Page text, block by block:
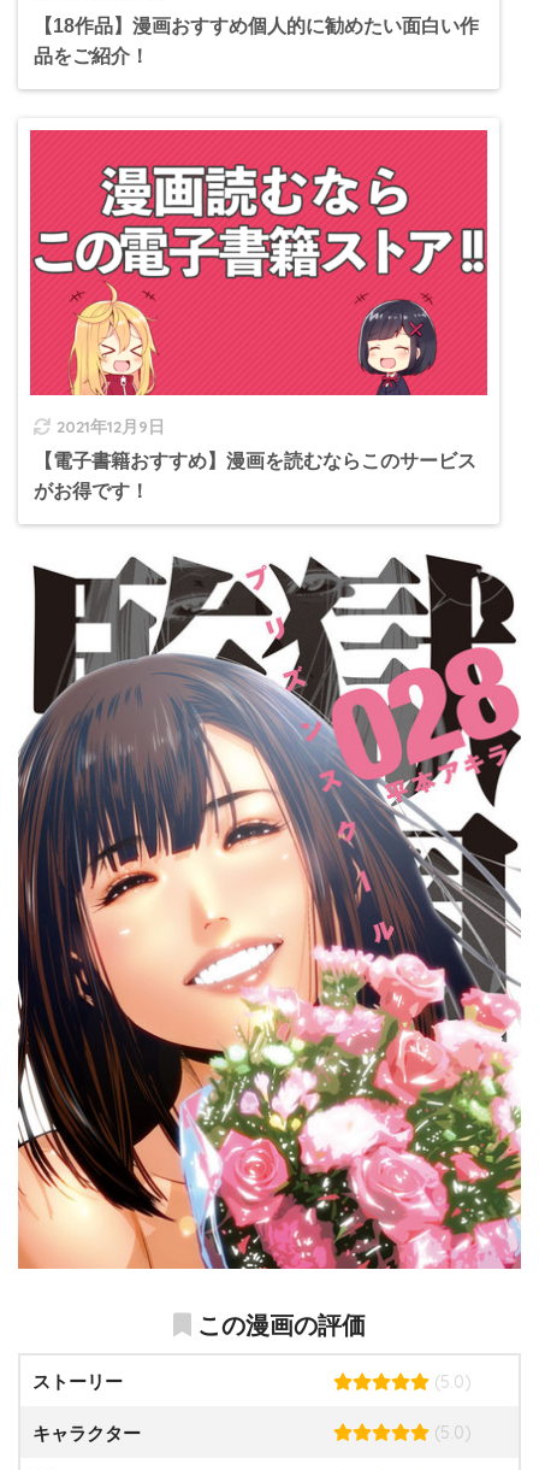
【18作品】漫画おすすめ個人的に勧めたい面白い作
品をご紹介！
2021年12月9日
【電子書籍おすすめ】漫画を読むならこのサービス
がお得です！
この漫画の評価
ストーリー (5.0)
キャラクター (5.0)